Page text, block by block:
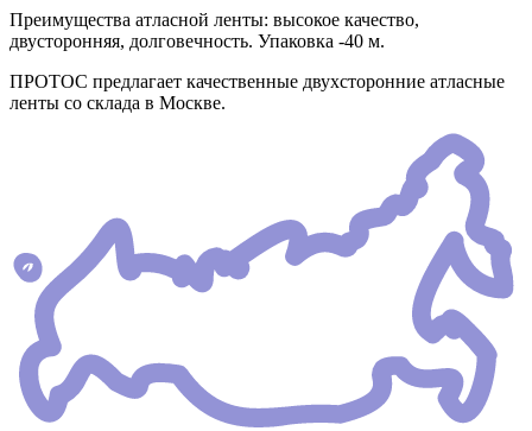
Преимущества атласной ленты: высокое качество,
двусторонняя, долговечность. Упаковка -40 м.
ПРОТОС предлагает качественные двухсторонние атласные
ленты со склада в Москве.